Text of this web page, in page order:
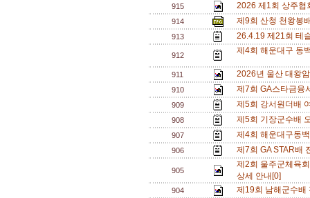
915 2026 제1회 상주
914 제9회 산청 천왕봉
913 26.4.19 제21회 테
912 제4회 해운대구 동
911 2026년 울산 대왕
910 제7회 GA스타금융
909 제5회 강서원더배
908 제5회 기장군수배
907 제4회 해운대구동
906 제7회 GA STAR배
905
제2회 울주군체육
상세 안내[0]
904 제19회 남해군수